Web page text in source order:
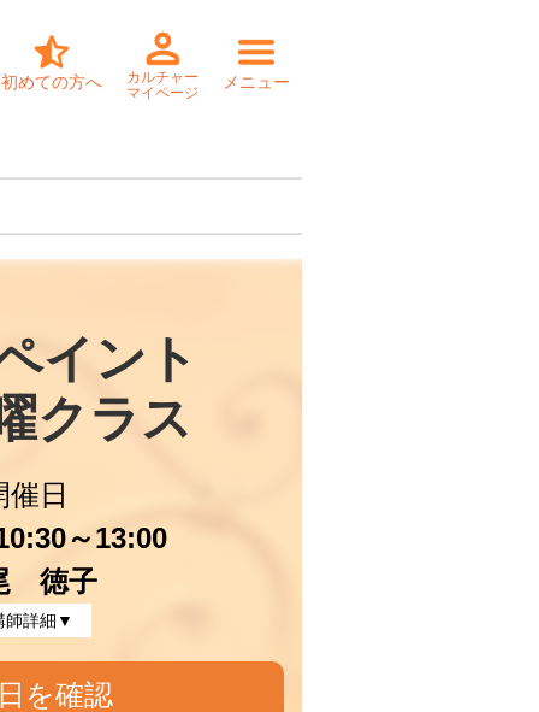
初めての方へ
カルチャー
マイページ
メニュー
イント
クラス
催日
～13:00
徳子
師詳細▼
を確認